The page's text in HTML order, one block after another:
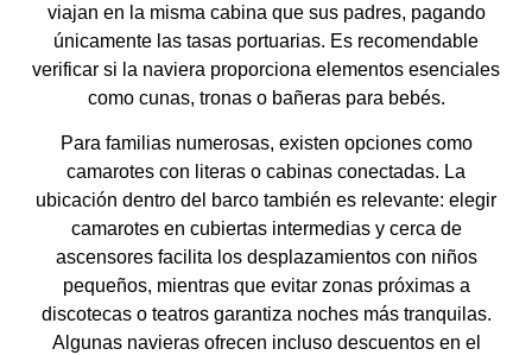
viajan en la misma cabina que sus padres, pagando
únicamente las tasas portuarias. Es recomendable
verificar si la naviera proporciona elementos esenciales
como cunas, tronas o bañeras para bebés.
Para familias numerosas, existen opciones como
camarotes con literas o cabinas conectadas. La
ubicación dentro del barco también es relevante: elegir
camarotes en cubiertas intermedias y cerca de
ascensores facilita los desplazamientos con niños
pequeños, mientras que evitar zonas próximas a
discotecas o teatros garantiza noches más tranquilas.
Algunas navieras ofrecen incluso descuentos en el